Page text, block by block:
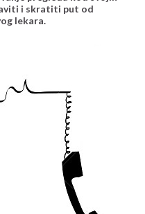
i skratiti put od
lekara.